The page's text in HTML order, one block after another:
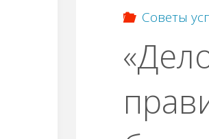
Советы